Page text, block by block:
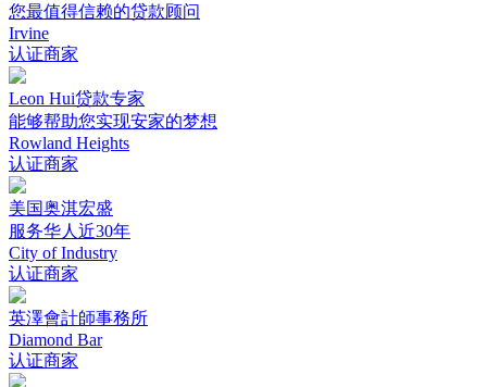
您最值得信赖的贷款顾问
Irvine
认证商家
Leon Hui贷款专家
能够帮助您实现安家的梦想
Rowland Heights
认证商家
美国奥淇宏盛
服务华人近30年
City of Industry
认证商家
英澤會計師事務所
Diamond Bar
认证商家